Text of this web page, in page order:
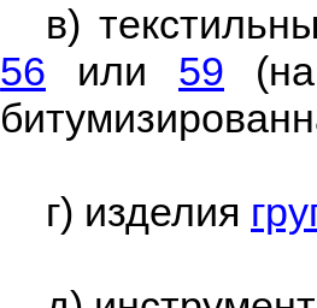
в)
56 или 59
г) изделия